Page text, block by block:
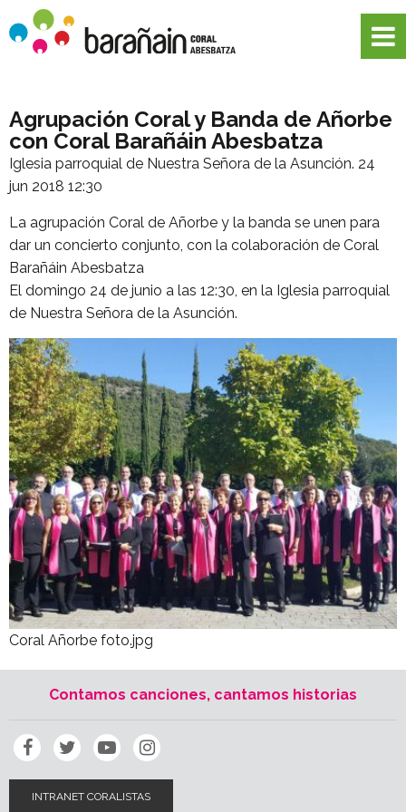
Agrupación Coral y Banda de Añorbe
con Coral Barañáin Abesbatza
Iglesia parroquial de Nuestra Señora de la Asunción. 24
jun 2018 12:30
La agrupación Coral de Añorbe y la banda se unen para
dar un concierto conjunto, con la colaboración de Coral
Barañáin Abesbatza
El domingo 24 de junio a las 12:30, en la Iglesia parroquial
de Nuestra Señora de la Asunción.
Coral Añorbe foto.jpg
Contamos canciones, cantamos historias
INTRANET CORALISTAS